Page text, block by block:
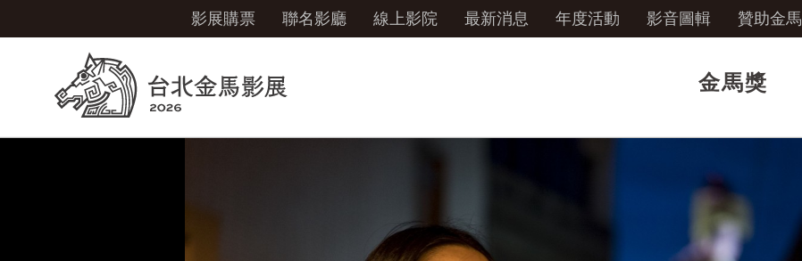
影展購票 聯名影廳 線上影院 最新消息 年度活動 影音圖輯 贊助金馬
金馬獎